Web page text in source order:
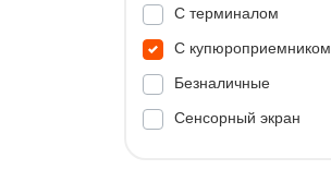
С терминалом
С купюроприемником
Безналичные
Сенсорный экран